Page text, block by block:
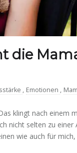
die
, Emotionen ,
klingt nach einem
nicht selten zu
wie auch für